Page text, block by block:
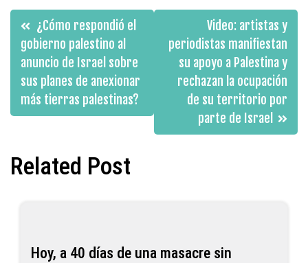
Navegación
de
entradas
¿Cómo respondió el
gobierno palestino al
anuncio de Israel sobre
sus planes de anexionar
más tierras palestinas?
Video: artistas y
periodistas manifiestan
su apoyo a Palestina y
rechazan la ocupación
de su territorio por
parte de Israel
Related Post
Hoy, a 40 días de una masacre sin